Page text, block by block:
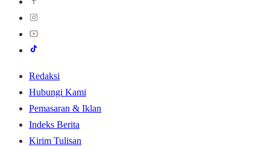
Redaksi
Hubungi Kami
Pemasaran & Iklan
Indeks Berita
Kirim Tulisan